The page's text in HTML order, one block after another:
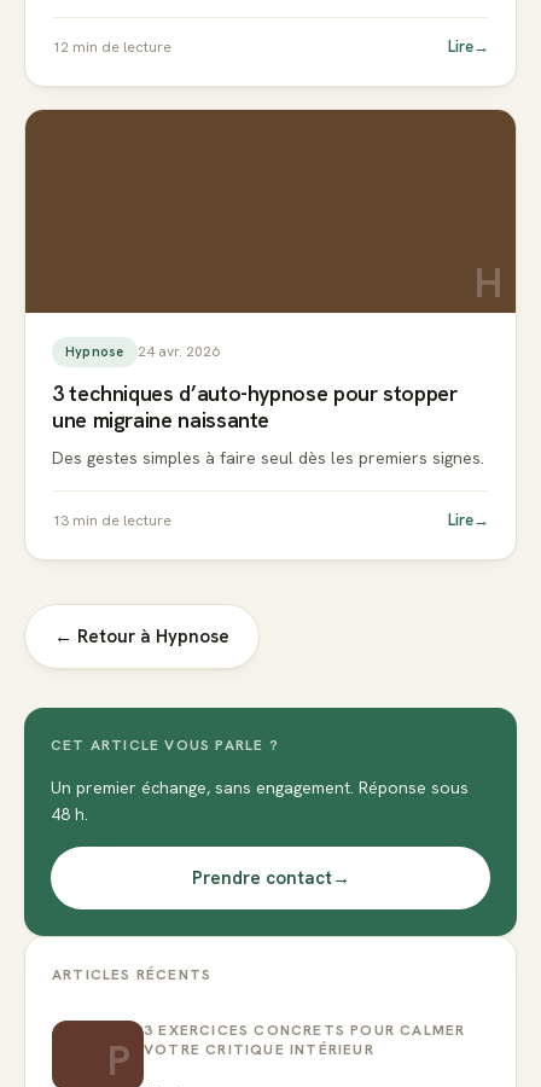
12 min de lecture Lire→
H
Hypnose 24 avr. 2026
3 techniques d’auto-hypnose pour stopper
une migraine naissante
Des gestes simples à faire seul dès les premiers signes.
13 min de lecture Lire→
← Retour à Hypnose
CET ARTICLE VOUS PARLE ?
Un premier échange, sans engagement. Réponse sous
48 h.
Prendre contact→
ARTICLES RÉCENTS
P
3 EXERCICES CONCRETS POUR CALMER
VOTRE CRITIQUE INTÉRIEUR